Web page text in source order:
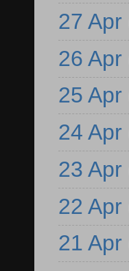
27 Apr
26 Apr
25 Apr
24 Apr
23 Apr
22 Apr
21 Apr